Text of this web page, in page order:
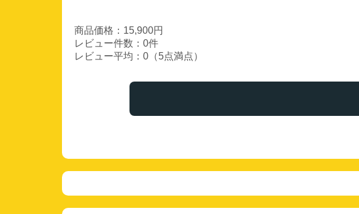
商品価格：15,900円
レビュー件数：0件
レビュー平均：0（5点満点）